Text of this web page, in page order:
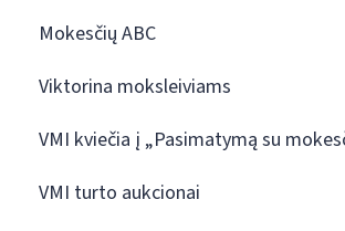
Mokesčių ABC
Viktorina moksleiviams
VMI kviečia į „Pasimatymą su
VMI turto aukcionai